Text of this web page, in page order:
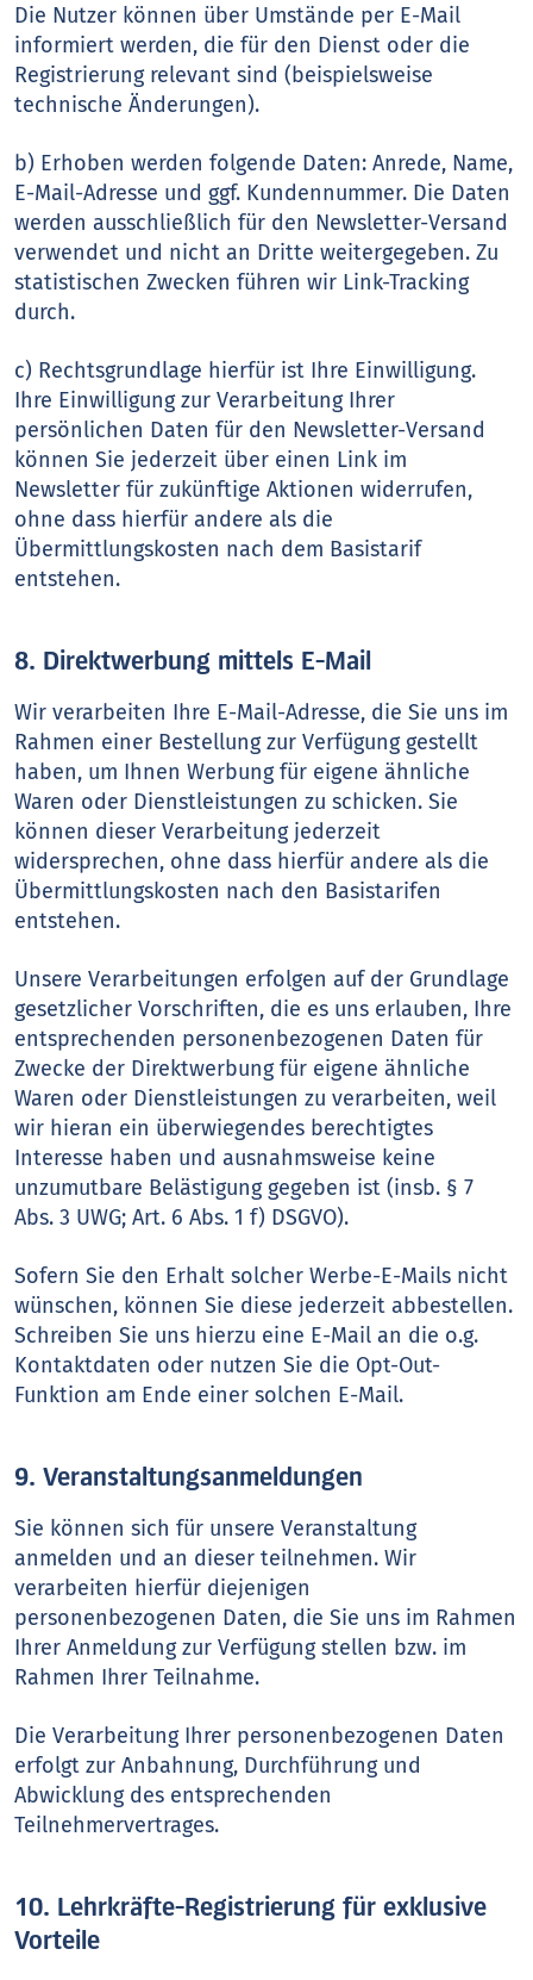
Die Nutzer können über Umstände per E-Mail
informiert werden, die für den Dienst oder die
Registrierung relevant sind (beispielsweise
technische Änderungen).
b) Erhoben werden folgende Daten: Anrede, Name,
E-Mail-Adresse und ggf. Kundennummer. Die Daten
werden ausschließlich für den Newsletter-Versand
verwendet und nicht an Dritte weitergegeben. Zu
statistischen Zwecken führen wir Link-Tracking
durch.
c) Rechtsgrundlage hierfür ist Ihre Einwilligung.
Ihre Einwilligung zur Verarbeitung Ihrer
persönlichen Daten für den Newsletter-Versand
können Sie jederzeit über einen Link im
Newsletter für zukünftige Aktionen widerrufen,
ohne dass hierfür andere als die
Übermittlungskosten nach dem Basistarif
entstehen.
8. Direktwerbung mittels E-Mail
Wir verarbeiten Ihre E-Mail-Adresse, die Sie uns im
Rahmen einer Bestellung zur Verfügung gestellt
haben, um Ihnen Werbung für eigene ähnliche
Waren oder Dienstleistungen zu schicken. Sie
können dieser Verarbeitung jederzeit
widersprechen, ohne dass hierfür andere als die
Übermittlungskosten nach den Basistarifen
entstehen.
Unsere Verarbeitungen erfolgen auf der Grundlage
gesetzlicher Vorschriften, die es uns erlauben, Ihre
entsprechenden personenbezogenen Daten für
Zwecke der Direktwerbung für eigene ähnliche
Waren oder Dienstleistungen zu verarbeiten, weil
wir hieran ein überwiegendes berechtigtes
Interesse haben und ausnahmsweise keine
unzumutbare Belästigung gegeben ist (insb. § 7
Abs. 3 UWG; Art. 6 Abs. 1 f) DSGVO).
Sofern Sie den Erhalt solcher Werbe-E-Mails nicht
wünschen, können Sie diese jederzeit abbestellen.
Schreiben Sie uns hierzu eine E-Mail an die o.g.
Kontaktdaten oder nutzen Sie die Opt-Out-
Funktion am Ende einer solchen E-Mail.
9. Veranstaltungsanmeldungen
Sie können sich für unsere Veranstaltung
anmelden und an dieser teilnehmen. Wir
verarbeiten hierfür diejenigen
personenbezogenen Daten, die Sie uns im Rahmen
Ihrer Anmeldung zur Verfügung stellen bzw. im
Rahmen Ihrer Teilnahme.
Die Verarbeitung Ihrer personenbezogenen Daten
erfolgt zur Anbahnung, Durchführung und
Abwicklung des entsprechenden
Teilnehmervertrages.
10. Lehrkräfte-Registrierung für exklusive
Vorteile